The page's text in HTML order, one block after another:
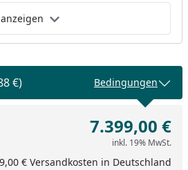
€) Bedingungen
eins erhöhen
7.399,00 €
inkl. 19% MwSt.
€ Versandkosten in Deutschland